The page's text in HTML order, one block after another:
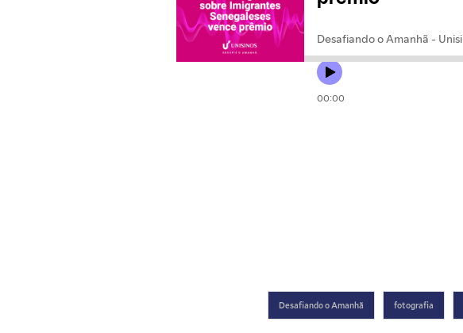
Desafiando o Amanhã fotografia